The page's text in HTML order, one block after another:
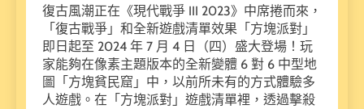
復古風潮正在《現代戰爭 III 2023》中席捲而來，
「復古戰爭」和全新遊戲清單效果「方塊派對」
即日起至 2024 年 7 月 4 日（四）盛大登場！玩
家能夠在像素主題版本的全新變體 6 對 6 中型地
圖「方塊貧民窟」中，以前所未有的方式體驗多
人遊戲。在「方塊派對」遊戲清單裡，透過擊殺